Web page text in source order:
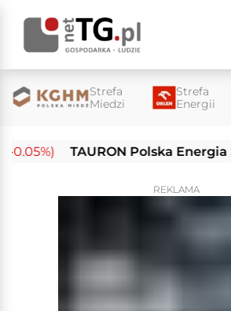
Strefa
Miedzi
Strefa
Energii
0.05%) TAURON Polska Energia
REKLAMA